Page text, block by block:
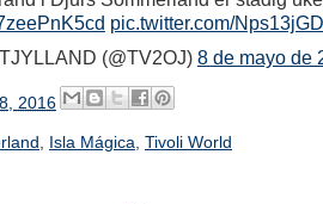
pic.twitter.com/
(@TV2OJ) 8 de mayo de
2016
Isla Mágica Tivoli World